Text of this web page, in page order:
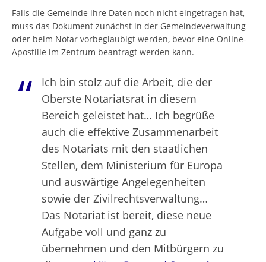
Falls die Gemeinde ihre Daten noch nicht eingetragen hat,
muss das Dokument zunächst in der Gemeindeverwaltung
oder beim Notar vorbeglaubigt werden, bevor eine Online-
Apostille im Zentrum beantragt werden kann.
Ich bin stolz auf die Arbeit, die der
Oberste Notariatsrat in diesem
Bereich geleistet hat… Ich begrüße
auch die effektive Zusammenarbeit
des Notariats mit den staatlichen
Stellen, dem Ministerium für Europa
und auswärtige Angelegenheiten
sowie der Zivilrechtsverwaltung…
Das Notariat ist bereit, diese neue
Aufgabe voll und ganz zu
übernehmen und den Mitbürgern zu